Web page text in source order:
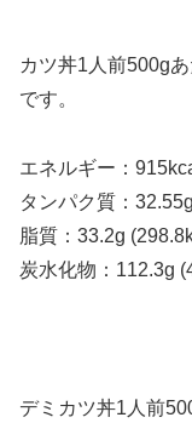
カツ丼1人前500g
です。
エネルギー：
タンパク質：
脂質：33.2g
炭水化物：112.3g
デミカツ丼1人前